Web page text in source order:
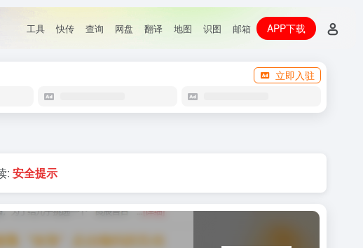
工具 快传 查询 网盘 翻译 地图 识图 邮箱 APP下载
立即入驻
: 安全提示